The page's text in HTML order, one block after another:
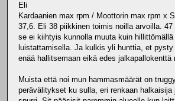
Eli
Kardaanien max rpm / Moottorin max rpm x
37,6. Eli 38 piikkinen toimis noilla arvoilla. 47
se ei kiihtyis kunnolla muuta kuin
luistattamisella. Ja kulkis yli hunttia, et
enää hallitsemaan eikä edes jalkapallokenttä
Muista että noi mun hammasmäärät on
perävälitykset ku sulla, eri renkaan halkaisija